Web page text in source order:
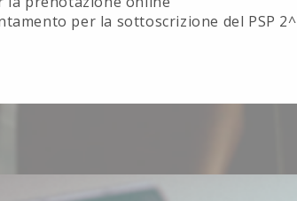
per la sottoscrizione del PSP 2^